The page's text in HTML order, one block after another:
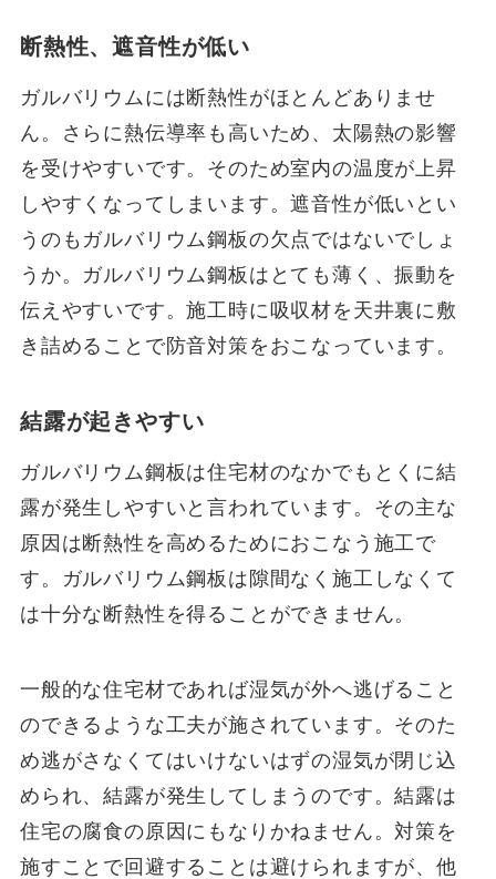
断熱性、遮音性が低い
ガルバリウムには断熱性がほとんどありませ
ん。さらに熱伝導率も高いため、太陽熱の影響
を受けやすいです。そのため室内の温度が上昇
しやすくなってしまいます。遮音性が低いとい
うのもガルバリウム鋼板の欠点ではないでしょ
うか。ガルバリウム鋼板はとても薄く、振動を
伝えやすいです。施工時に吸収材を天井裏に敷
き詰めることで防音対策をおこなっています。
結露が起きやすい
ガルバリウム鋼板は住宅材のなかでもとくに結
露が発生しやすいと言われています。その主な
原因は断熱性を高めるためにおこなう施工で
す。ガルバリウム鋼板は隙間なく施工しなくて
は十分な断熱性を得ることができません。
一般的な住宅材であれば湿気が外へ逃げること
のできるような工夫が施されています。そのた
め逃がさなくてはいけないはずの湿気が閉じ込
められ、結露が発生してしまうのです。結露は
住宅の腐食の原因にもなりかねません。対策を
施すことで回避することは避けられますが、他